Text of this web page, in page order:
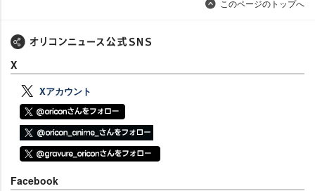
このページのトップへ
X
Xアカウント
Facebook